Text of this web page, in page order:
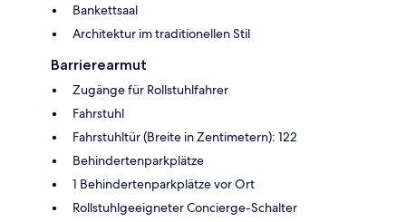
Bankettsaal
Architektur im traditionellen Stil
Barrierearmut
Zugänge für Rollstuhlfahrer
Fahrstuhl
Fahrstuhltür (Breite in Zentimetern): 122
Behindertenparkplätze
1 Behindertenparkplätze vor Ort
Rollstuhlgeeigneter Concierge-Schalter